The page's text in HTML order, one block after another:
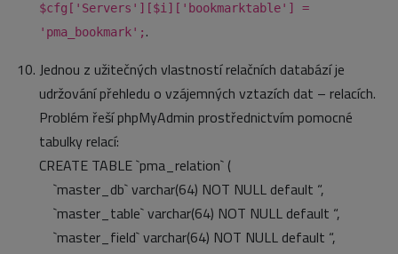
$cfg['Servers'][$i]['bookmarktable'] =
'pma_bookmark'; .
Jednou z užitečných vlastností relačních databází je
udržování přehledu o vzájemných vztazích dat – relacích.
Problém řeší phpMyAdmin prostřednictvím pomocné
tabulky relací:
CREATE TABLE `pma_relation` (
`master_db` varchar(64) NOT NULL default “,
`master_table` varchar(64) NOT NULL default “,
`master_field` varchar(64) NOT NULL default “,